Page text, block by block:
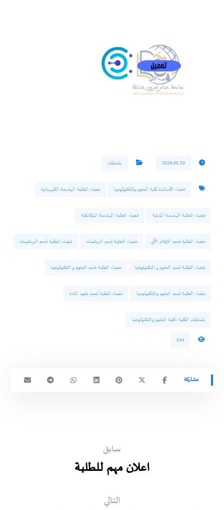
2026-05-30 نشاطات
فضاء الأساتذة كلية العلوم والتكنولوجيا فضاء الطلبة الهندسة الكهربائية
فضاء الطلبة الهندسة المدنية فضاء الطلبة الهندسة الميكانكية
فضاء الطلبة قسم الإعلام الآلي فضاء الطلبة قسم الرياضات فضاء الطلبة قسم الرياضيات
فضاء الطلبة قسم العلوم و التكنولوجبا فضاء الطلبة قسم العلوم و التكنولوجيا
فضاء الطلبة قسم العلوم والتكنولوجيا فضاء الطلبة قسم علوم المادة
نشاطات الكلية -كلية العلوم والتكنولوجيا
544
سابق
اعلان مهم للطلبة
التالي